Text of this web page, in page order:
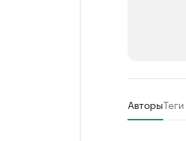
АвторыТеги